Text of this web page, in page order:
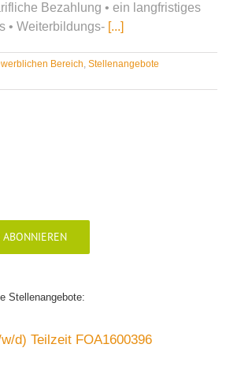
Bezahlung • ein langfristiges
• Weiterbildungs- [...]
Bereich, Stellenangebote
Stellenangebote:
d) Teilzeit FOA1600396